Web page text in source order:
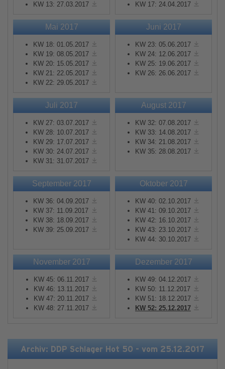
KW 13: 27.03.2017
KW 17: 24.04.2017
Mai 2017
KW 18: 01.05.2017
KW 19: 08.05.2017
KW 20: 15.05.2017
KW 21: 22.05.2017
KW 22: 29.05.2017
Juni 2017
KW 23: 05.06.2017
KW 24: 12.06.2017
KW 25: 19.06.2017
KW 26: 26.06.2017
Juli 2017
KW 27: 03.07.2017
KW 28: 10.07.2017
KW 29: 17.07.2017
KW 30: 24.07.2017
KW 31: 31.07.2017
August 2017
KW 32: 07.08.2017
KW 33: 14.08.2017
KW 34: 21.08.2017
KW 35: 28.08.2017
September 2017
KW 36: 04.09.2017
KW 37: 11.09.2017
KW 38: 18.09.2017
KW 39: 25.09.2017
Oktober 2017
KW 40: 02.10.2017
KW 41: 09.10.2017
KW 42: 16.10.2017
KW 43: 23.10.2017
KW 44: 30.10.2017
November 2017
KW 45: 06.11.2017
KW 46: 13.11.2017
KW 47: 20.11.2017
KW 48: 27.11.2017
Dezember 2017
KW 49: 04.12.2017
KW 50: 11.12.2017
KW 51: 18.12.2017
KW 52: 25.12.2017
Archiv: DDP Schlager Hot 50 - vom 25.12.2017